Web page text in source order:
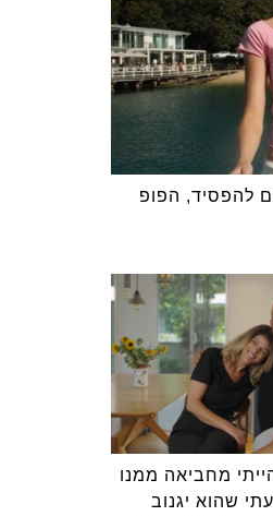
להפסיד, הפופ
מחביאה ממנו
שהוא יגנוב